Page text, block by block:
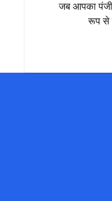
जब आपका
रूप से